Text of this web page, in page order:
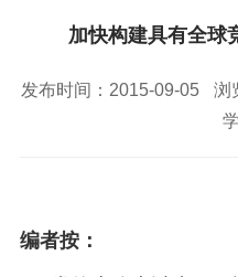
校园风景
信息与智能工程学院
就业服务
教务管理系统 办
校内登录
信
加快构建具有全球
发布时间：2015-09-05 浏
编者按：